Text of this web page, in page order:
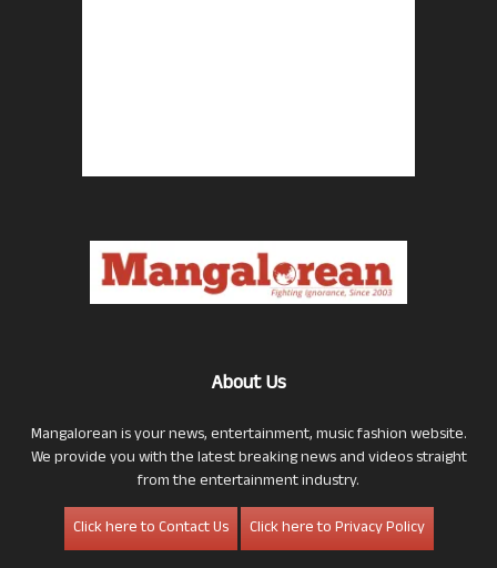
About Us
Mangalorean is your news, entertainment, music fashion website.
We provide you with the latest breaking news and videos straight
from the entertainment industry.
Click here to Contact Us
Click here to Privacy Policy